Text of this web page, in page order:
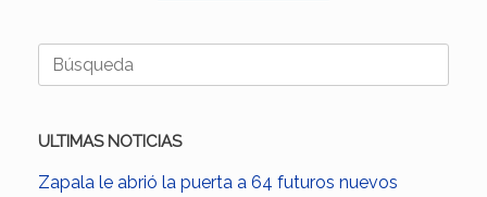
Buscar:
ULTIMAS NOTICIAS
Zapala le abrió la puerta a 64 futuros nuevos